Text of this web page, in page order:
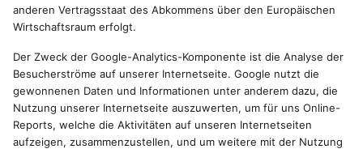
anderen Vertragsstaat des Abkommens über den Europäischen
Wirtschaftsraum erfolgt.
Der Zweck der Google-Analytics-Komponente ist die Analyse der
Besucherströme auf unserer Internetseite. Google nutzt die
gewonnenen Daten und Informationen unter anderem dazu, die
Nutzung unserer Internetseite auszuwerten, um für uns Online-
Reports, welche die Aktivitäten auf unseren Internetseiten
aufzeigen, zusammenzustellen, und um weitere mit der Nutzung